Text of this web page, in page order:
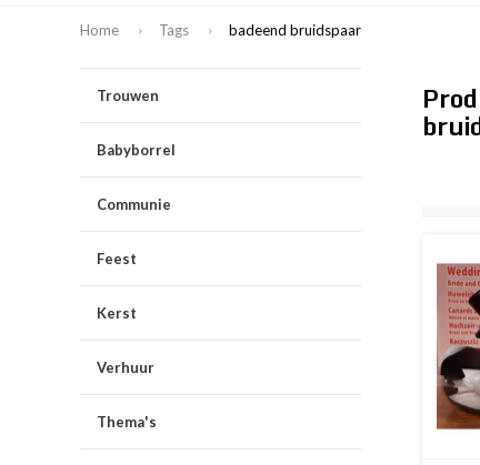
Home Tags badeend bruidspaar
Trouwen
Babyborrel
Communie
Feest
Kerst
Verhuur
Thema's